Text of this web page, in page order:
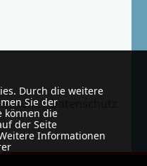
|Datenschutz
Durch die weitere
Sie der
können die
der Seite
Informationen